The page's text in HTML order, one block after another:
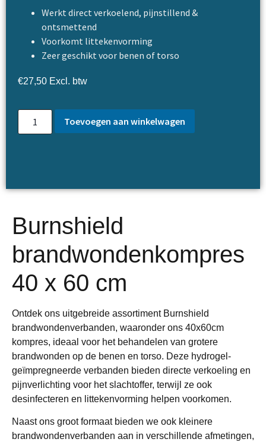
Werkt direct verkoelend, pijnstillend &
ontsmettend
Voorkomt littekenvorming
Zeer geschikt voor benen of torso
€27,50 Excl. btw
Toevoegen aan winkelwagen
Burnshield
brandwondenkompres
40 x 60 cm
Ontdek ons uitgebreide assortiment Burnshield
brandwondenverbanden, waaronder ons 40x60cm
kompres, ideaal voor het behandelen van grotere
brandwonden op de benen en torso. Deze hydrogel-
geïmpregneerde verbanden bieden directe verkoeling en
pijnverlichting voor het slachtoffer, terwijl ze ook
desinfecteren en littekenvorming helpen voorkomen.
Naast ons groot formaat bieden we ook kleinere
brandwondenverbanden aan in verschillende afmetingen,